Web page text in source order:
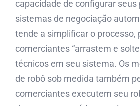
capacidade de configurar seus
sistemas de negociação
tende a simplificar o processo,
comerciantes “arrastem e
técnicos em seu sistema. Os
de robô sob medida também
comerciantes executem seu